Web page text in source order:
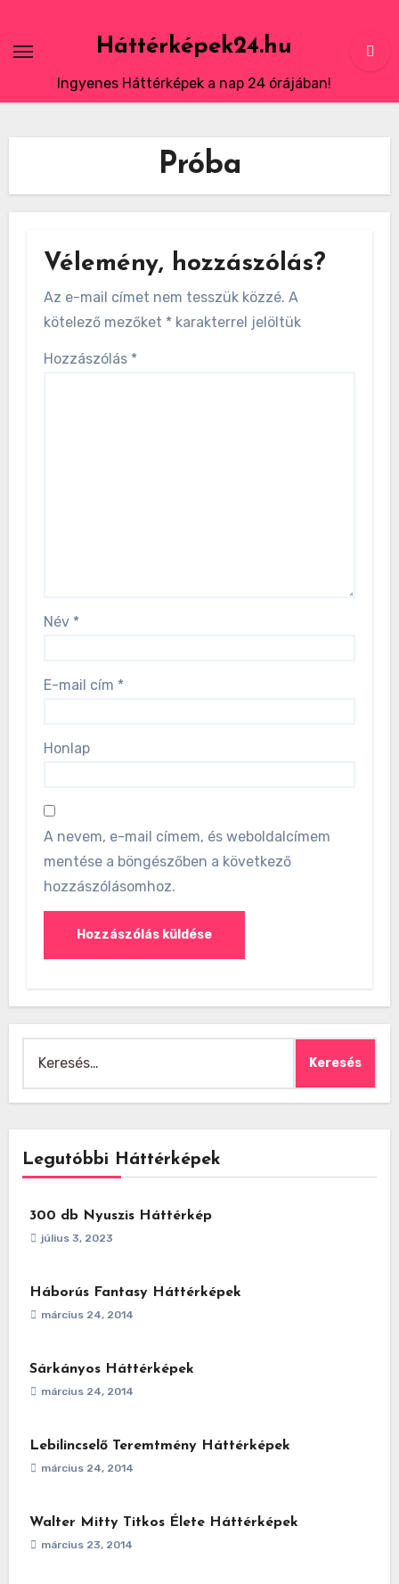
content
Háttérképek24.hu
Ingyenes Háttérképek a nap 24 órájában!
Próba
Vélemény, hozzászólás?
Az e-mail címet nem tesszük közzé. A
kötelező mezőket * karakterrel jelöltük
Hozzászólás *
Név *
E-mail cím *
Honlap
A nevem, e-mail címem, és weboldalcímem
mentése a böngészőben a következő
hozzászólásomhoz.
Legutóbbi Háttérképek
300 db Nyuszis Háttérkép
július 3, 2023
Háborús Fantasy Háttérképek
március 24, 2014
Sárkányos Háttérképek
március 24, 2014
Lebilincselő Teremtmény Háttérképek
március 24, 2014
Walter Mitty Titkos Élete Háttérképek
március 23, 2014